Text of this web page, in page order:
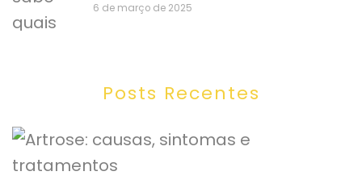
6 de março de 2025
Posts Recentes